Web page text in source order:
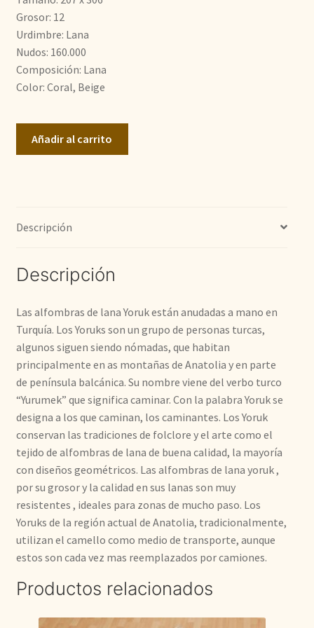
Grosor: 12
Urdimbre: Lana
Nudos: 160.000
Composición: Lana
Color: Coral, Beige
Añadir al carrito
Descripción
Descripción
Las alfombras de lana Yoruk están anudadas a mano en
Turquía. Los Yoruks son un grupo de personas turcas,
algunos siguen siendo nómadas, que habitan
principalmente en as montañas de Anatolia y en parte
de península balcánica. Su nombre viene del verbo turco
“Yurumek” que significa caminar. Con la palabra Yoruk se
designa a los que caminan, los caminantes. Los Yoruk
conservan las tradiciones de folclore y el arte como el
tejido de alfombras de lana de buena calidad, la mayoría
con diseños geométricos. Las alfombras de lana yoruk ,
por su grosor y la calidad en sus lanas son muy
resistentes , ideales para zonas de mucho paso. Los
Yoruks de la región actual de Anatolia, tradicionalmente,
utilizan el camello como medio de transporte, aunque
estos son cada vez mas reemplazados por camiones.
Productos relacionados